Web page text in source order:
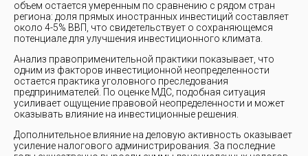
объем остается умеренным по сравнению с рядом стран
региона: доля прямых иностранных инвестиций составляет
около 4-5% ВВП, что свидетельствует о сохраняющемся
потенциале для улучшения инвестиционного климата.
Анализ правоприменительной практики показывает, что
одним из факторов инвестиционной неопределенности
остается практика уголовного преследования
предпринимателей. По оценке МДС, подобная ситуация
усиливает ощущение правовой неопределенности и может
оказывать влияние на инвестиционные решения.
Дополнительное влияние на деловую активность оказывает
усиление налогового администрирования. За последние